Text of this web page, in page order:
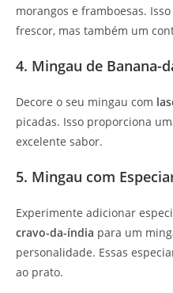
morangos e framboesas.
frescor, mas também um
4. Mingau de Banana-
Decore o seu mingau com
picadas. Isso proporciona
excelente sabor.
5. Mingau com
Experimente adicionar
cravo-da-índia para um
personalidade. Essas
ao prato.